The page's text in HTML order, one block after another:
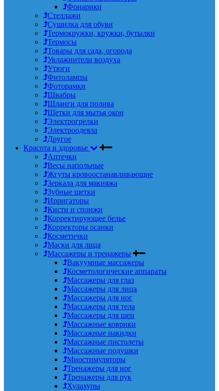
Фонарики
Стеллажи
Сушилка для обуви
Термокружки, кружки, бутылки
Термосы
Товары для сада, огорода
Увлажнители воздуха
Утюги
Фитолампы
Фоторамки
Швабры
Шланги для полива
Щетки для мытья окон
Электрогрелки
Электроодеяла
Другое
Красота и здоровье
Аптечки
Весы напольные
Жгуты кровоостанавливающие
Зеркала для макияжа
Зубные щетки
Ирригаторы
Кисти и спонжи
Корректирующее белье
Корректоры осанки
Косметички
Маски для лица
Массажеры и тренажеры
Вакуумные массажеры
Косметологические аппараты
Массажеры для глаз
Массажеры для лица
Массажеры для ног
Массажеры для тела
Массажеры для шеи
Массажные коврики
Массажные накидки
Массажные пистолеты
Массажные подушки
Миостимуляторы
Тренажеры для ног
Тренажеры для рук
Хулахупы